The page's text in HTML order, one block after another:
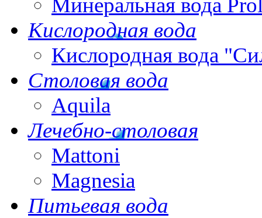
Минеральная вода
Кислородная вода
Кислородная вода
Столовая вода
Aquila
Лечебно-столовая
Mattoni
Magnesia
Питьевая вода